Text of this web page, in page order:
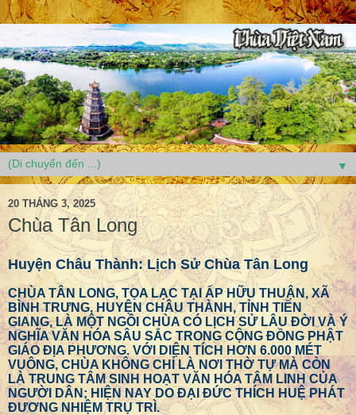
▼
20 THÁNG 3, 2025
Chùa Tân Long
Huyện Châu Thành: Lịch Sử Chùa Tân Long
CHÙA TÂN LONG, TỌA LẠC TẠI ẤP HỮU THUẬN, XÃ
BÌNH TRƯNG, HUYỆN CHÂU THÀNH, TỈNH TIỀN
GIANG, LÀ MỘT NGÔI CHÙA CÓ LỊCH SỬ LÂU ĐỜI VÀ Ý
NGHĨA VĂN HÓA SÂU SẮC TRONG CỘNG ĐỒNG PHẬT
GIÁO ĐỊA PHƯƠNG. VỚI DIỆN TÍCH HƠN 6.000 MÉT
VUÔNG, CHÙA KHÔNG CHỈ LÀ NƠI THỜ TỰ MÀ CÒN
LÀ TRUNG TÂM SINH HOẠT VĂN HÓA TÂM LINH CỦA
NGƯỜI DÂN; HIỆN NAY DO ĐẠI ĐỨC THÍCH HUỆ PHÁT
ĐƯƠNG NHIỆM TRỤ TRÌ.